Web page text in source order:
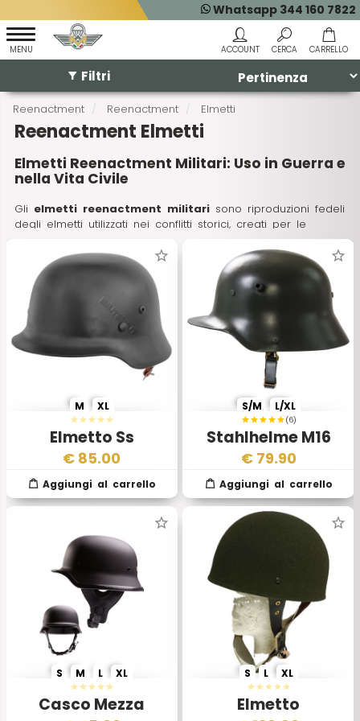
Whatsapp 344 160 7822
Reenactment Reenactment Elmetti
Reenactment Elmetti
Elmetti Reenactment Militari: Uso in Guerra e
nella Vita Civile
Gli elmetti reenactment militari sono riproduzioni fedeli
degli elmetti utilizzati nei conflitti storici, creati per le
rievocazioni storiche e per il collezionismo. Questi elmetti
non solo ci permettono di rivivere la storia, ma anche di
comprenderla meglio. In questo articolo esploreremo l'uso
degli
elmetti reenactment
in guerra e nella vita
quotidiana, offrendo curiosità, suggerimenti per il
mantenimento e rispondendo a domande frequenti.
Uso degli Elmetti Reenactment in Guerra
elmetti reenactment
non siano destinati
all'uso in combattimento, riproducono fedelmente gli
elmetti storici utilizzati nei conflitti passati. Glielmetti
militari reenactment
sono fondamentali per le
rievocazioni storiche, dove vengono utilizzati per ricreare
battaglie e momenti storici con precisione. Questi elmetti
sono realizzati con materiali moderni ma mantengono
l'aspetto e le caratteristiche degli elmetti originali.
elmetti per rievocazioni storiche
offrono ai
partecipanti un'esperienza immersiva, permettendo loro di
indossare attrezzature che rispecchiano quelle utilizzate
dai soldati del passato. Questo non solo arricchisce
l'esperienza dei rievocatori, ma educa anche il pubblico
sulla storia militare.
Elmetti Reenactment nella Vita Civile
Nella vita civile, gli elmetti reenactmentsono apprezzati
dai collezionisti e dagli appassionati di storia. Gli
da collezione e gli
sono spesso esposti
in musei, collezioni private e mostre storiche. Lerepliche
Filtri
Elmetto Ss
M XL
€ 85.00
(6)
Stahlhelme M16
S/M L/XL
€ 79.90
Casco Mezza
S M L XL
Elmetto
S L XL